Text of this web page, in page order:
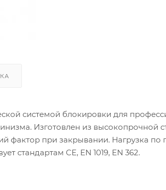
системой блокировки для
Изготовлен из высокопрочной
фактор при закрывании. Нагрузка по
стандартам CE, EN 1019, EN 362.